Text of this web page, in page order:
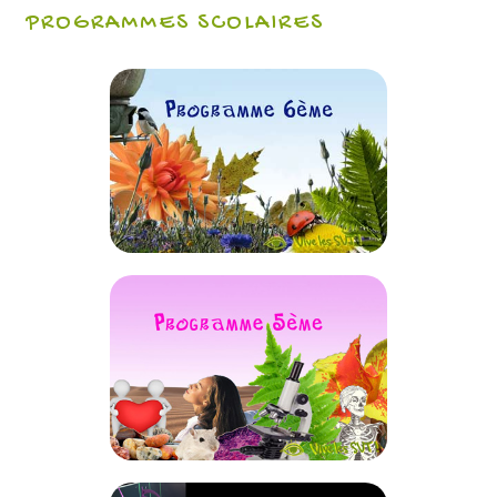
PROGRAMMES SCOLAIRES